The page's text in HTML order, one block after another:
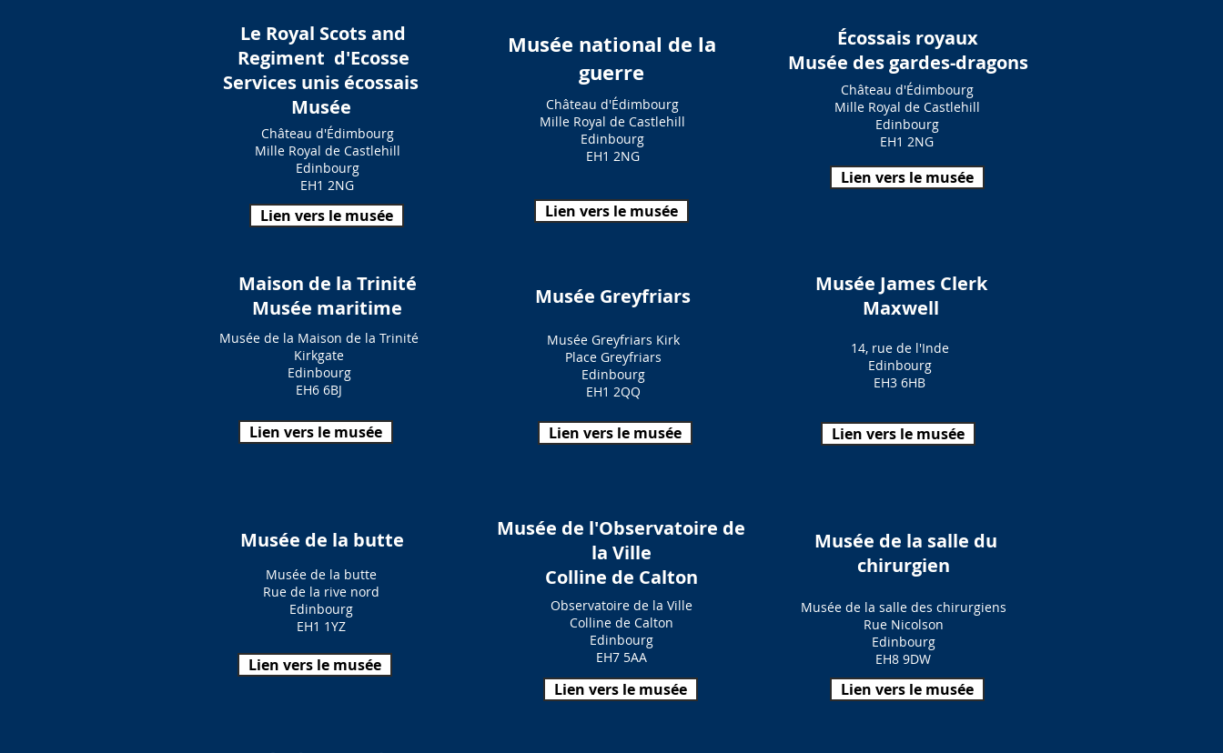
Le Royal Scots and
Regiment d'Ecosse
Services unis écossais
Musée
Château d'Édimbourg
Mille Royal de Castlehill
Edinbourg
EH1 2NG
Lien vers le musée
Maison de la Trinité
Musée maritime
Musée de la Maison de la Trinité
Kirkgate
Edinbourg
EH6 6BJ
Lien vers le musée
Musée de la butte
Musée de la butte
Rue de la rive nord
Edinbourg
EH1 1YZ
Lien vers le musée
Musée national de la
guerre
Château d'Édimbourg
Mille Royal de Castlehill
Edinbourg
EH1 2NG
Lien vers le musée
Écossais royaux
Musée des gardes-dragons
Château d'Édimbourg
Mille Royal de Castlehill
Edinbourg
EH1 2NG
Lien vers le musée
Musée Greyfriars
Musée Greyfriars Kirk
Place Greyfriars
Edinbourg
EH1 2QQ
Lien vers le musée
Musée James Clerk
Maxwell
14, rue de l'Inde
Edinbourg
EH3 6HB
Lien vers le musée
Musée de l'Observatoire de
la Ville
Colline de Calton
Observatoire de la Ville
Colline de Calton
Edinbourg
EH7 5AA
Lien vers le musée
Musée de la salle du
chirurgien
Musée de la salle des chirurgiens
Rue Nicolson
Edinbourg
EH8 9DW
Lien vers le musée